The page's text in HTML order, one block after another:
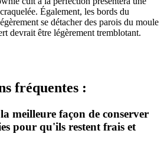
Également, les bords du
se détacher des parois du moule
devrait être légèrement tremblotant.
fréquentes :
meilleure façon de conserver
pour qu'ils restent frais et